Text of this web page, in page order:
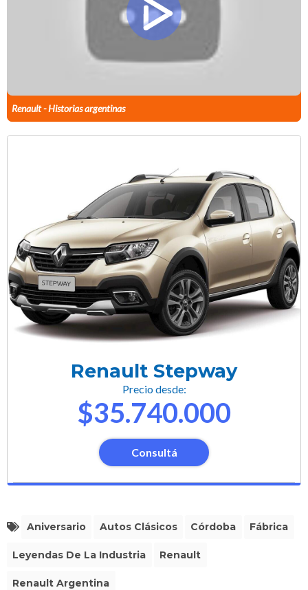
Renault - Historias argentinas
Renault Stepway
Precio desde:
$35.740.000
Consultá
Aniversario Autos Clásicos Córdoba Fábrica
Leyendas De La Industria Renault
Renault Argentina